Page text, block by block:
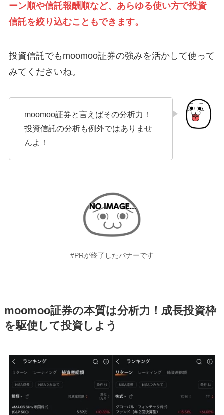
ーン順や信託報酬順など、あらゆる使い方で投資
信託を絞り込むこともできます。
投資信託でもmoomoo証券の強みを活かして使って
みてくださいね。
moomoo証券と言えばその分析力！
投資信託の分析も例外ではありませ
んよ！
#PRが終了したバナーです
moomoo証券の本質は分析力！成長投資枠
を駆使して投資しよう